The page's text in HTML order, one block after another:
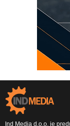
Ind Media d.o.o. je